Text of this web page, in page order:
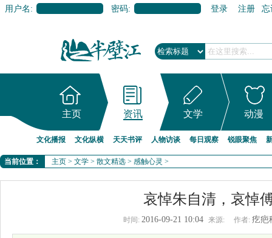
用户名: 密码: 登录 注册 忘
主页 资讯 文学 动漫
文化播报 文化纵横 天天书评 人物访谈 每日观察 锐眼聚焦
当前位置： 主页 > 文学 > 散文精选 > 感触心灵 >
哀悼朱自清，哀悼
时间: 2016-09-21 10:04 来源: 作者: 疙